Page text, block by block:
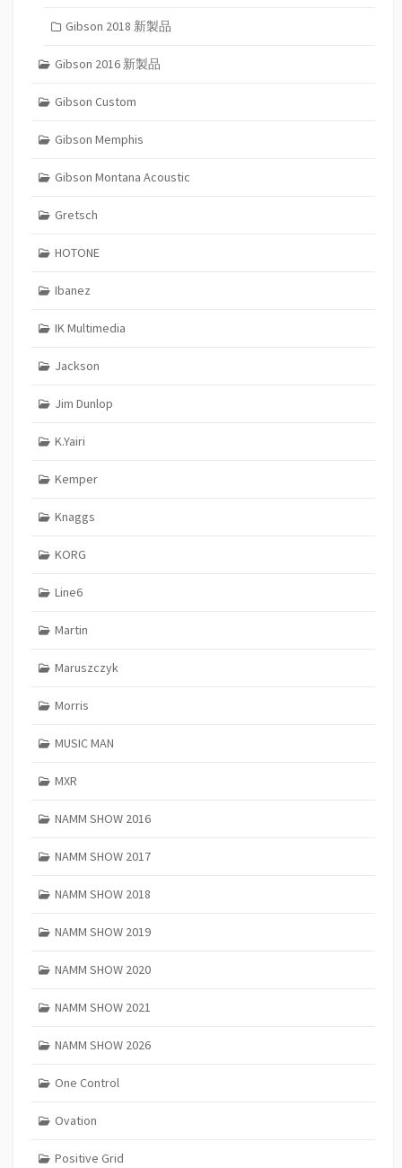
Gibson 2018 新製品
Gibson 2016 新製品
Gibson Custom
Gibson Memphis
Gibson Montana Acoustic
Gretsch
HOTONE
Ibanez
IK Multimedia
Jackson
Jim Dunlop
K.Yairi
Kemper
Knaggs
KORG
Line6
Martin
Maruszczyk
Morris
MUSIC MAN
MXR
NAMM SHOW 2016
NAMM SHOW 2017
NAMM SHOW 2018
NAMM SHOW 2019
NAMM SHOW 2020
NAMM SHOW 2021
NAMM SHOW 2026
One Control
Ovation
Positive Grid